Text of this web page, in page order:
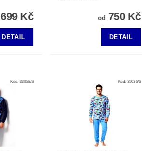
699 Kč
DETAIL
od 750 Kč
DETAIL
Kód:33056/S Kód: 35036/S